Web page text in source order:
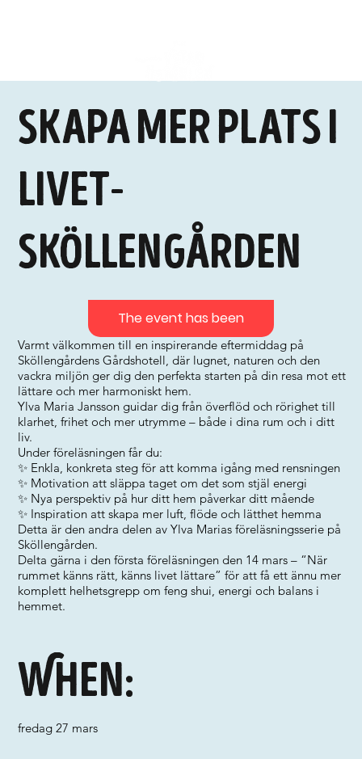
Skapa mer plats i
livet-
Sköllengården
Varmt välkommen till en inspirerande eftermiddag på
Sköllengårdens Gårdshotell, där lugnet, naturen och den
vackra miljön ger dig den perfekta starten på din resa mot ett
lättare och mer harmoniskt hem.
Ylva Maria Jansson guidar dig från överflöd och rörighet till
klarhet, frihet och mer utrymme – både i dina rum och i ditt
liv.
Under föreläsningen får du:
✨ Enkla, konkreta steg för att komma igång med rensningen
✨ Motivation att släppa taget om det som stjäl energi
✨ Nya perspektiv på hur ditt hem påverkar ditt mående
✨ Inspiration att skapa mer luft, flöde och lätthet hemma
Detta är den andra delen av Ylva Marias föreläsningsserie på
Sköllengården.
Delta gärna i den första föreläsningen den 14 mars – “När
rummet känns rätt, känns livet lättare” för att få ett ännu mer
komplett helhetsgrepp om feng shui, energi och balans i
hemmet.
When:
fredag 27 mars
The event has been